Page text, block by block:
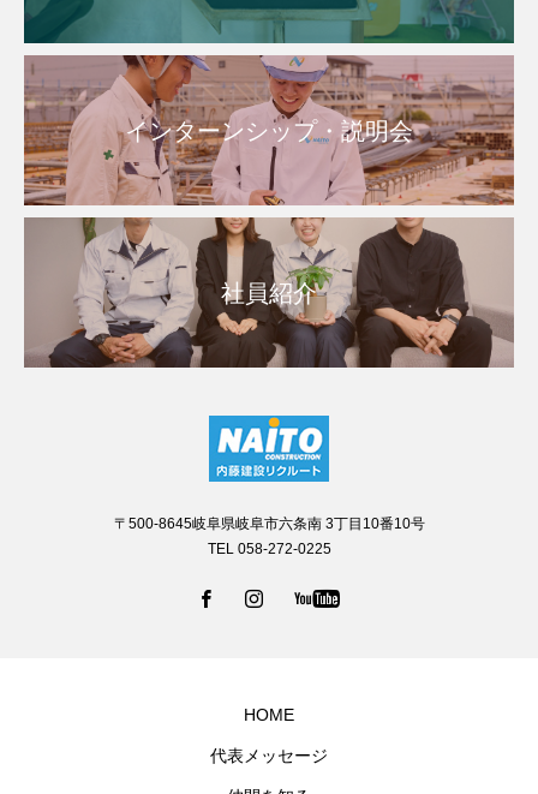
インターンシップ・説明会
社員紹介
〒500-8645岐阜県岐阜市六条南 3丁目10番10号
TEL 058-272-0225
HOME
代表メッセージ